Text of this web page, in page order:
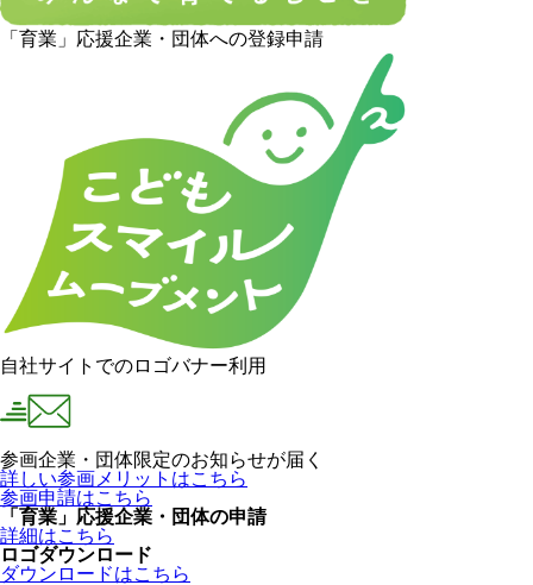
「育業」応援企業・団体への登録申請
自社サイトでのロゴバナー利用
参画企業・団体限定のお知らせが届く
詳しい参画メリットはこちら
参画申請はこちら
「育業」応援企業・団体の申請
詳細はこちら
ロゴダウンロード
ダウンロードはこちら